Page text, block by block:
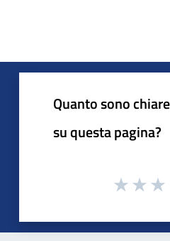
Quanto sono
su questa pagina?